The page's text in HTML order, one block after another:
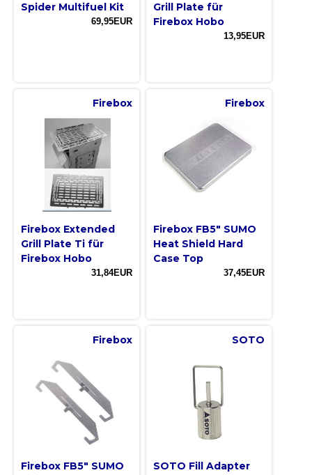
Spider Multifuel Kit
69,95EUR
Grill Plate für
Firebox Hobo
13,95EUR
Firebox
Firebox Extended
Grill Plate Ti für
Firebox Hobo
31,84EUR
Firebox
Firebox FB5″ SUMO
Heat Shield Hard
Case Top
37,45EUR
Firebox
Firebox FB5″ SUMO
SOTO
SOTO Fill Adapter